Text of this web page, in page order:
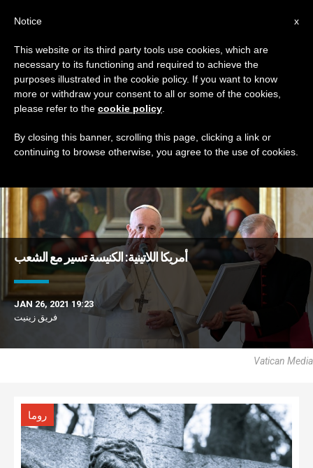
DAY
January 26th, 2021
DERNIÈRES NOUVELLES
أمريكا اللاتينية: الكنيسة تسير مع الشعب
JAN 26, 2021 19:23
فريق زينيت
Vatican Media
روما
x
Notice
This website or its third party tools use cookies, which are
necessary to its functioning and required to achieve the
purposes illustrated in the cookie policy. If you want to know
more or withdraw your consent to all or some of the cookies,
please refer to the cookie policy
By closing this banner, scrolling this page, clicking a link or
continuing to browse otherwise, you agree to the use of cookies.